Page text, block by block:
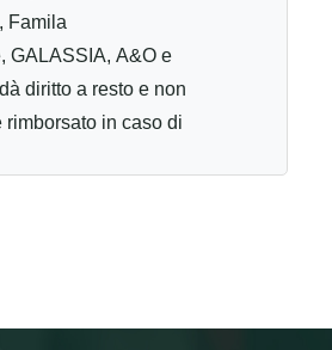
Famila
GALASSIA, A&O e
diritto a resto e non
rimborsato in caso di